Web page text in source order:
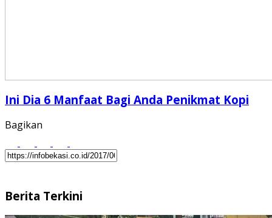
Ini Dia 6 Manfaat Bagi Anda Penikmat Kopi
Bagikan
Berita Terkini